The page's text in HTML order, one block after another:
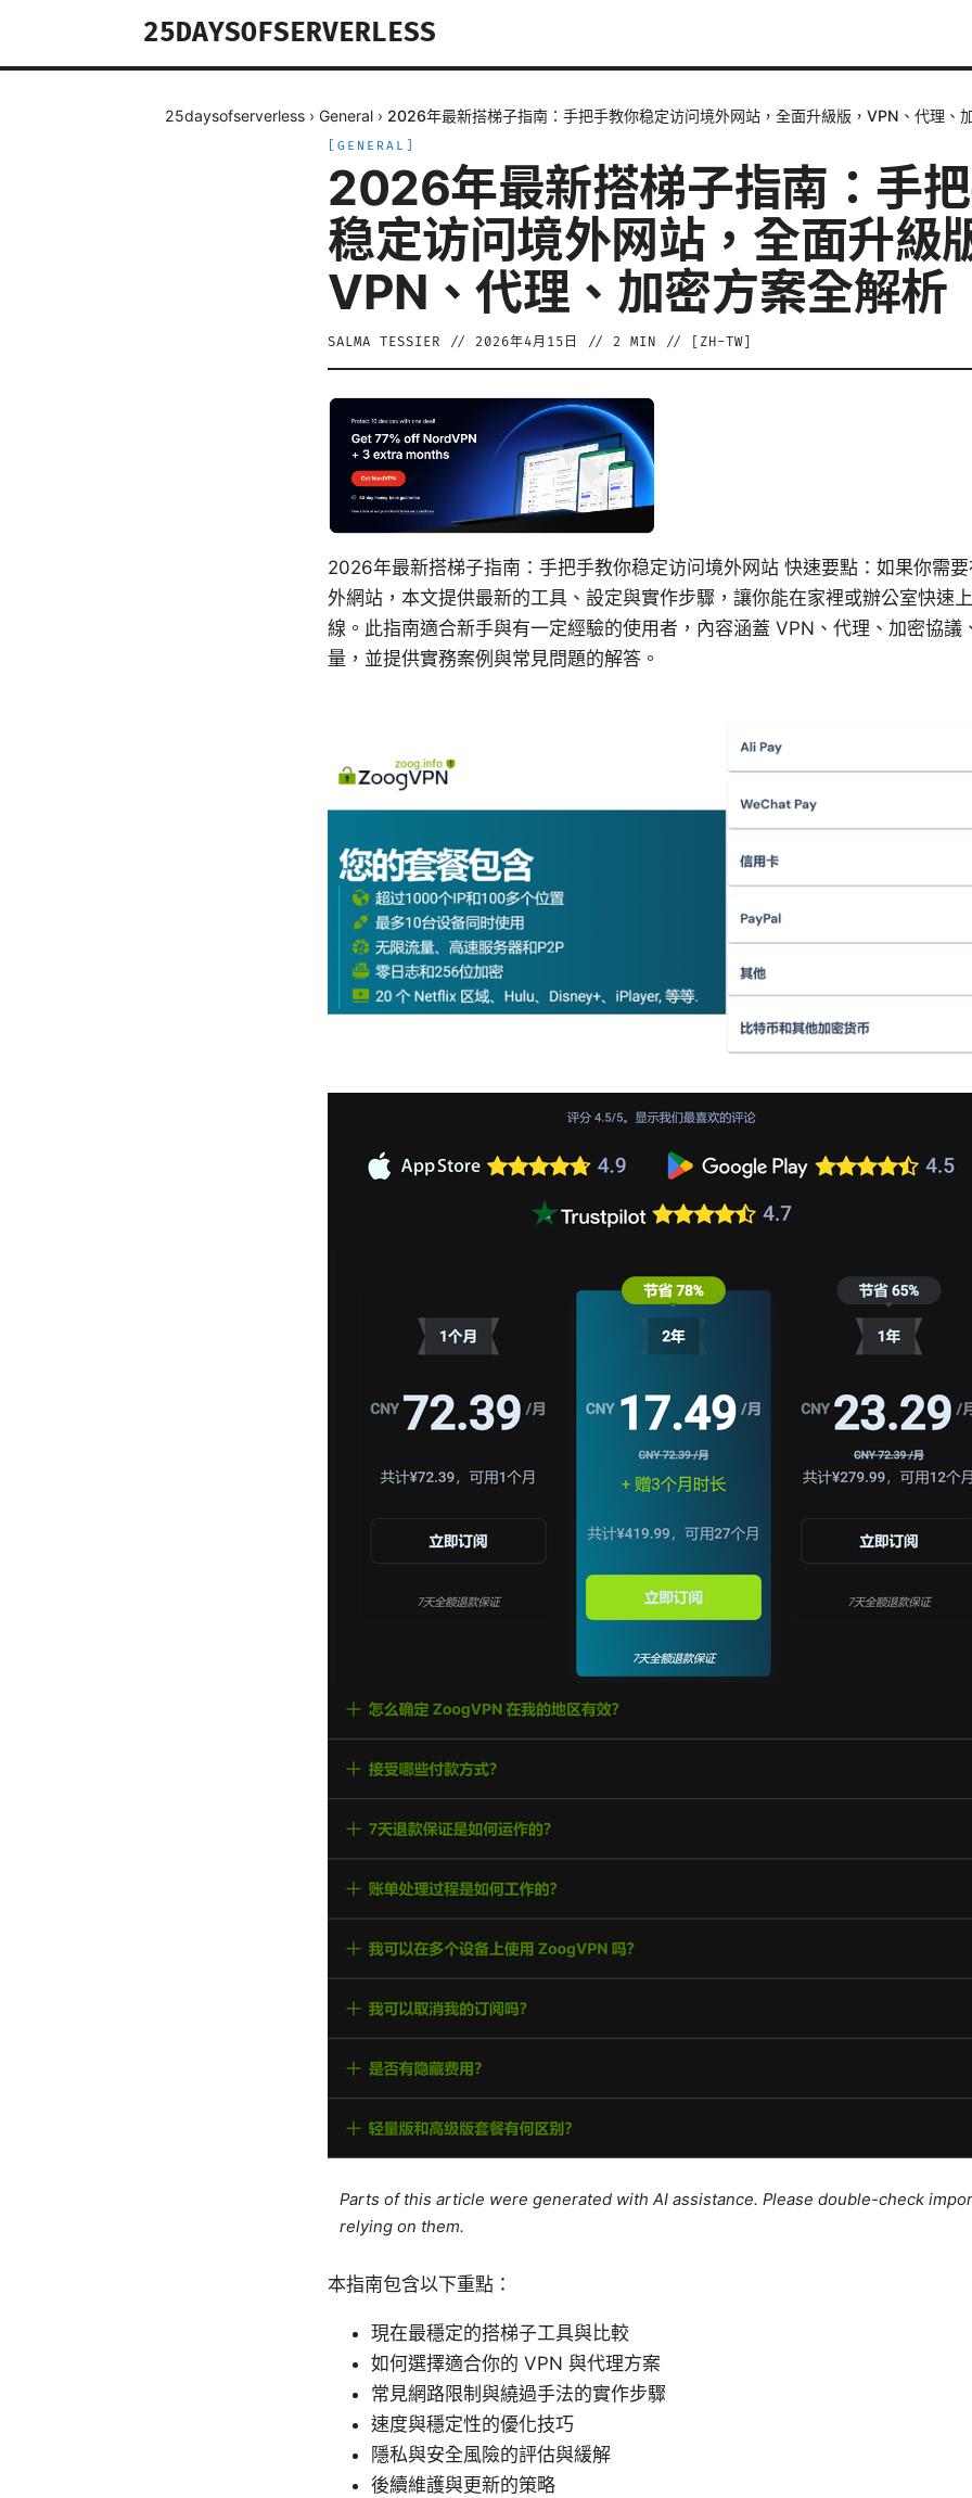
25DAYSOFSERVERLESS
25daysofserverless › General › 2026年最新搭梯子指南：手把手教你稳定访问境外网站，全面升級版，VPN、代理、
GENERAL
2026年最新搭梯子指南：手
稳定访问境外网站，全面升級
VPN、代理、加密方案全解析
SALMA TESSIER // 2026年4月15日 // 2 MIN // [ ZH-TW
2026年最新搭梯子指南：手把手教你稳定访问境外网站 快速要點：如果你需
外網站，本文提供最新的工具、設定與實作步驟，讓你能在家裡或辦公室快速
線。此指南適合新手與有一定經驗的使用者，內容涵蓋 VPN、代理、加密協議
量，並提供實務案例與常見問題的解答。
Parts of this article were generated with AI assistance. Please double-check
relying on them.
本指南包含以下重點：
現在最穩定的搭梯子工具與比較
如何選擇適合你的 VPN 與代理方案
常見網路限制與繞過手法的實作步驟
速度與穩定性的優化技巧
隱私與安全風險的評估與緩解
後續維護與更新的策略